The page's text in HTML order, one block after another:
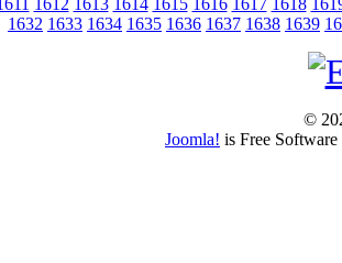
1612 1613 1614 1615 1616 1617 1618
1632 1633 1634 1635 1636 1637 1638 1639
©
Joomla! is Free